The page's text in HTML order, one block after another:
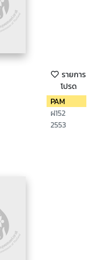
รายการ
โปรด
PAM
ฝ152
2553